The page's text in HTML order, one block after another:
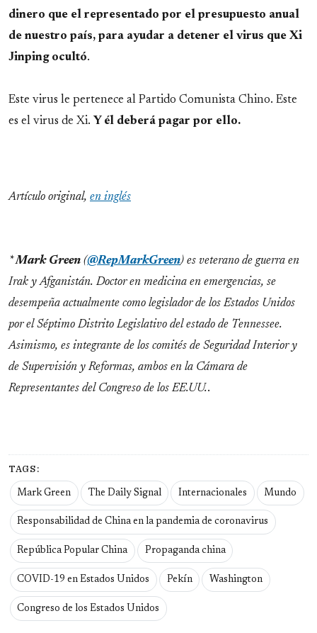
dinero que el representado por el presupuesto anual
de nuestro país, para ayudar a detener el virus que Xi
Jinping ocultó.
Este virus le pertenece al Partido Comunista Chino. Este
es el virus de Xi. Y él deberá pagar por ello.
Artículo original, en inglés
*Mark Green (@RepMarkGreen) es veterano de guerra en
Irak y Afganistán. Doctor en medicina en emergencias, se
desempeña actualmente como legislador de los Estados Unidos
por el Séptimo Distrito Legislativo del estado de Tennessee.
Asimismo, es integrante de los comités de Seguridad Interior y
de Supervisión y Reformas, ambos en la Cámara de
Representantes del Congreso de los EE.UU..
TAGS:
Mark Green The Daily Signal Internacionales Mundo
Responsabilidad de China en la pandemia de coronavirus
República Popular China Propaganda china
COVID-19 en Estados Unidos Pekín Washington
Congreso de los Estados Unidos